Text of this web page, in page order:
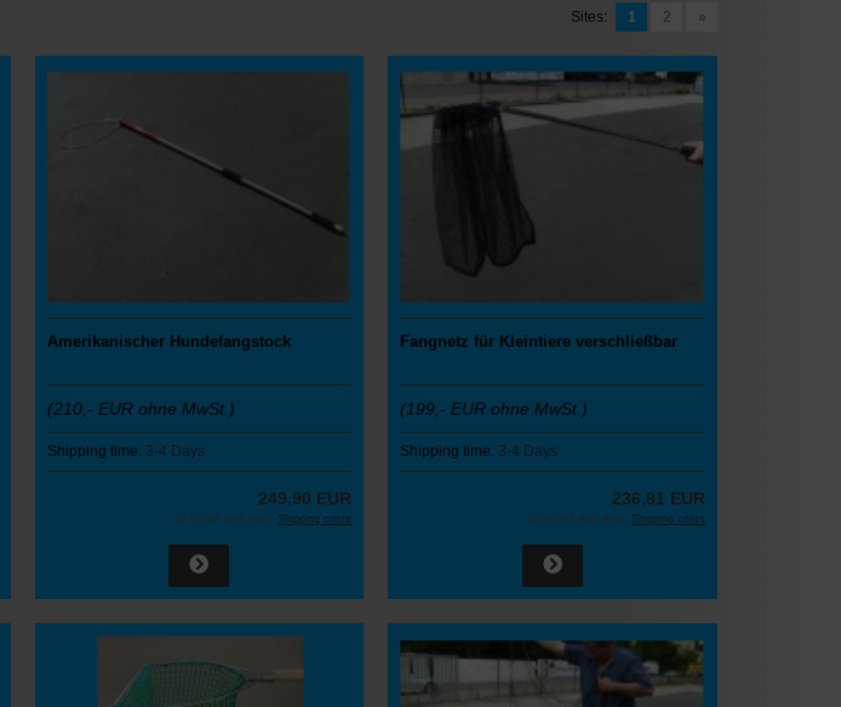
Sites: 1 2 »
Amerikanischer Hundefangstock
(210,- EUR ohne MwSt.)
Shipping time: 3-4 Days
249,90 EUR
19 % VAT incl. excl. Shipping costs
Fangnetz für Kleintiere verschließbar
(199,- EUR ohne MwSt.)
Shipping time: 3-4 Days
236,81 EUR
19 % VAT incl. excl. Shipping costs